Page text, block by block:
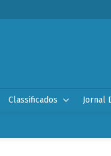
Classificados Jornal